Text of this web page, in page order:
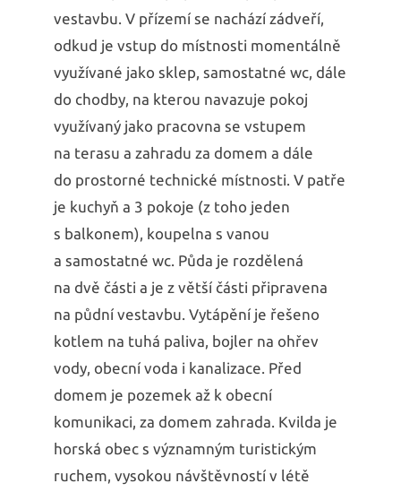
vestavbu. V přízemí se nachází zádveří,
odkud je vstup do místnosti momentálně
využívané jako sklep, samostatné wc, dále
do chodby, na kterou navazuje pokoj
využívaný jako pracovna se vstupem
na terasu a zahradu za domem a dále
do prostorné technické místnosti. V patře
je kuchyň a 3 pokoje (z toho jeden
s balkonem), koupelna s vanou
a samostatné wc. Půda je rozdělená
na dvě části a je z větší části připravena
na půdní vestavbu. Vytápění je řešeno
kotlem na tuhá paliva, bojler na ohřev
vody, obecní voda i kanalizace. Před
domem je pozemek až k obecní
komunikaci, za domem zahrada. Kvilda je
horská obec s významným turistickým
ruchem, vysokou návštěvností v létě